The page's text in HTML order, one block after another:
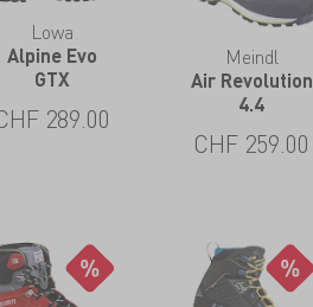
Lowa
Alpine Evo
GTX
289.00
Meindl
Air Revolution
4.4
CHF 259.00